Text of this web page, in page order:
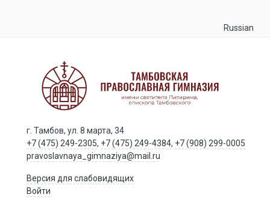
Russian
г. Тамбов, ул. 8 марта, 34
+7 (475) 249-2305, +7 (475) 249-4384, +7 (908) 299-0005
pravoslavnaya_gimnaziya@mail.ru
Версия для слабовидящих
Войти